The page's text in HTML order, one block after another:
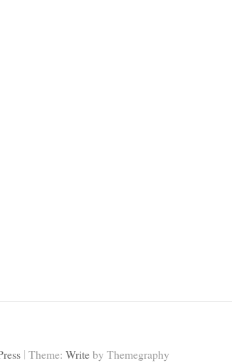
| Theme: Writeby Themegraphy